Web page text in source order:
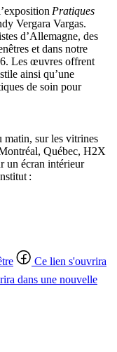
Pratiques
Vergara Vargas.
d’Allemagne, des
et dans notre
Les œuvres offrent
ainsi qu’une
de soin pour
matin, sur les vitrines
Québec, H2X
un écran intérieur
:
Ce lien s'ouvrira
dans une nouvelle